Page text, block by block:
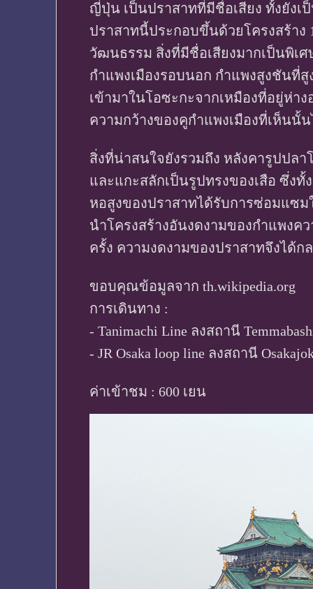
ญี่ปุ่น เป็นปราสาทที่มีชื่อเสียง ทั้งยัง
ปราสาทนี้ประกอบขึ้นด้วยโครงสร้า
วัฒนธรรม สิ่งที่มีชื่อเสียงมากเป็นพิ
กำแพงเมืองรอบนอก กำแพงสูงชันที่
เข้ามาในโอซะกะจากเหมืองที่อยู่ห่า
ความกว้างของคูกำแพงเมืองที่เห็นนั้
สิ่งที่น่าสนใจยังรวมถึง หลังคารูปปล
และแกะสลักเป็นรูปทรงของเสือ ซึ่ง
หอสูงของปราสาทได้รับการซ่อมแซม
นำโครงสร้างอันงดงามของกำแพงค
ครั้ง ความงดงามของปราสาทจึงได้
ขอบคุณข้อมูลจาก th.wikipedia.org
การเดินทาง :
- Tanimachi Line ลงสถานี
- JR Osaka loop line ลงสถานี
ค่าเข้าชม : 600 เยน